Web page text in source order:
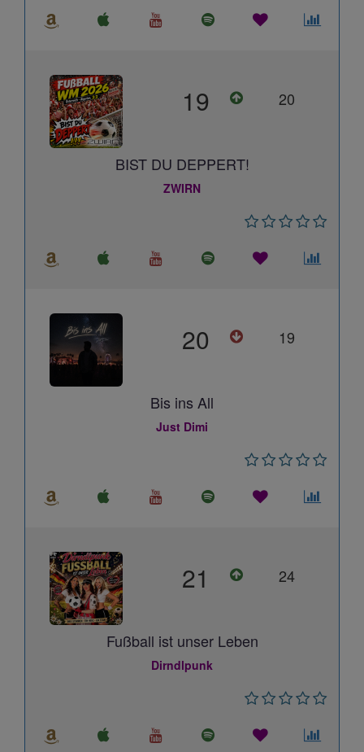
19 20
BIST DU DEPPERT!
ZWIRN
20 19
Bis ins All
Just Dimi
21 24
Fußball ist unser Leben
Dirndlpunk